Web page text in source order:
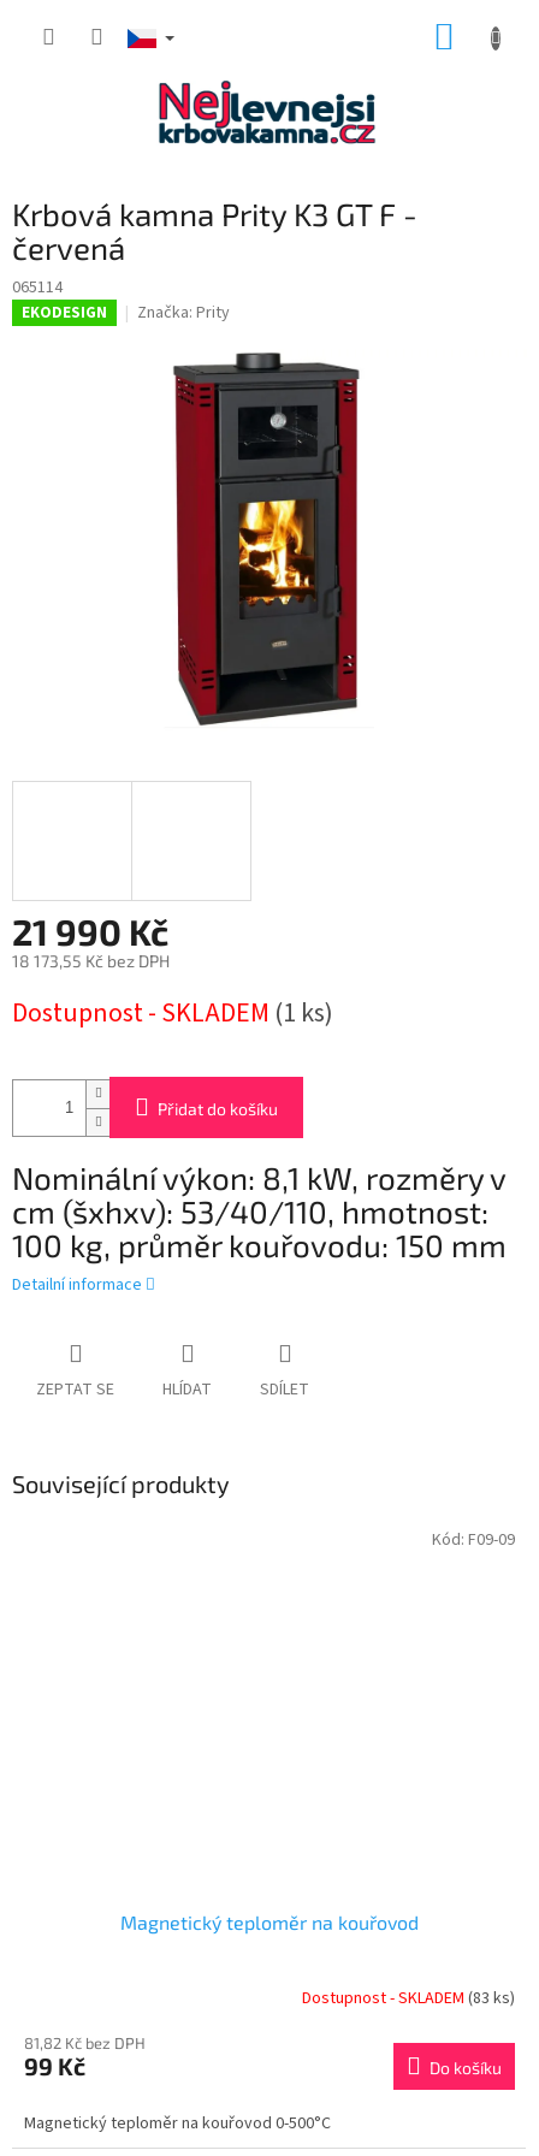
Krbová kamna Prity K3 GT F -
červená
065114
EKODESIGN Značka: Prity
21 990 Kč
18 173,55 Kč bez DPH
cena:
Dostupnost - SKLADEM (1 ks)
Přidat do košíku
Nominální výkon: 8,1 kW, rozměry v
cm (šxhxv): 53/40/110, hmotnost:
100 kg, průměr kouřovodu: 150 mm
Detailní informace
ZEPTAT SE HLÍDAT SDÍLET
Související produkty
Magnetický teploměr na kouřovod
Dostupnost - SKLADEM (83 ks)
81,82 Kč bez DPH
99 Kč Do košíku
Magnetický teploměr na kouřovod 0-500°C
Kód: F09-09